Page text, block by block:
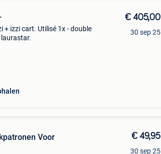
+ izzi cart. Utilisé 1x - double
laurastar.
€ 405,00
30 sep 25
Voor
€ 49,95
30 sep 25